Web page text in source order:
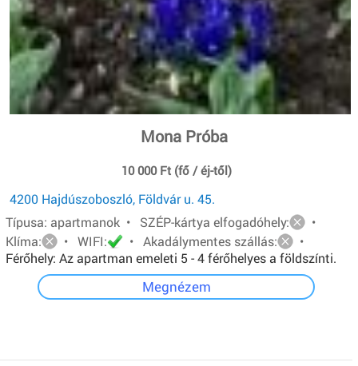
Mona Próba
10 000 Ft (fő / éj-től)
4200 Hajdúszoboszló, Földvár u. 45.
Típusa: apartmanok • SZÉP-kártya elfogadóhely:
•
Klíma:
• WIFI: • Akadálymentes szállás:
•
Férőhely: Az apartman emeleti 5 - 4 férőhelyes a földszínti.
Mindkét apartmanban van: egy - egy franciaágy és két ill.
három egyszemélyes ágy.Megnézem